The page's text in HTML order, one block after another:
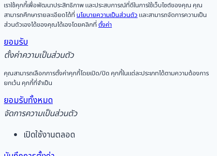
เราใช้คุกกี้เพื่อพัฒนาประสิทธิภาพ และประสบการณ์ที่ดีในการใช้เว็บไซต์ของคุณ คุณ
สามารถศึกษารายละเอียดได้ที่ นโยบายความเป็นส่วนตัวและสามารถจัดการความเป็น
ส่วนตัวเองได้ของคุณได้เองโดยคลิกที่ ตั้งค่า
ยอมรับ
ตั้งค่าความเป็นส่วนตัว
คุณสามารถเลือกการตั้งค่าคุกกี้โดยเปิด/ปิด คุกกี้ในแต่ละประเภทได้ตามความต้องการ
ยกเว้น คุกกี้ที่จำเป็น
ยอมรับทั้งหมด
จัดการความเป็นส่วนตัว
เปิดใช้งานตลอด